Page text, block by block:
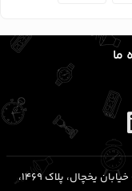
ما
قلهک، خیابان شریعتی (رو به شمال)، نرسیده به خیابان یخچال، پلاک ۱۴۶۹،